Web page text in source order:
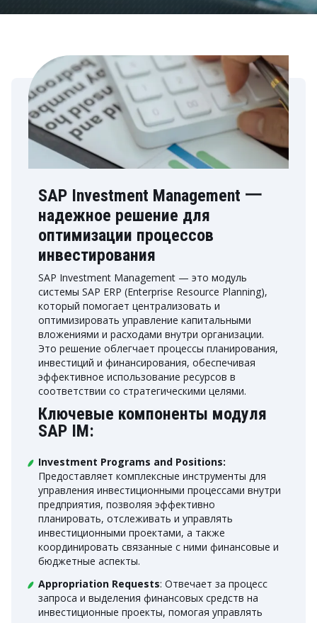
SAP Investment Management 一
надежное решение для
оптимизации процессов
инвестирования
SAP Investment Management — это модуль
системы SAP ERP (Enterprise Resource Planning),
который помогает централизовать и
оптимизировать управление капитальными
вложениями и расходами внутри организации.
Это решение облегчает процессы планирования,
инвестиций и финансирования, обеспечивая
эффективное использование ресурсов в
соответствии со стратегическими целями.
Ключевые компоненты модуля
SAP IM:
Investment Programs and Positions:
Предоставляет комплексные инструменты для
управления инвестиционными процессами внутри
предприятия, позволяя эффективно
планировать, отслеживать и управлять
инвестиционными проектами, а также
координировать связанные с ними финансовые и
бюджетные аспекты.
Appropriation Requests: Отвечает за процесс
запроса и выделения финансовых средств на
инвестиционные проекты, помогая управлять